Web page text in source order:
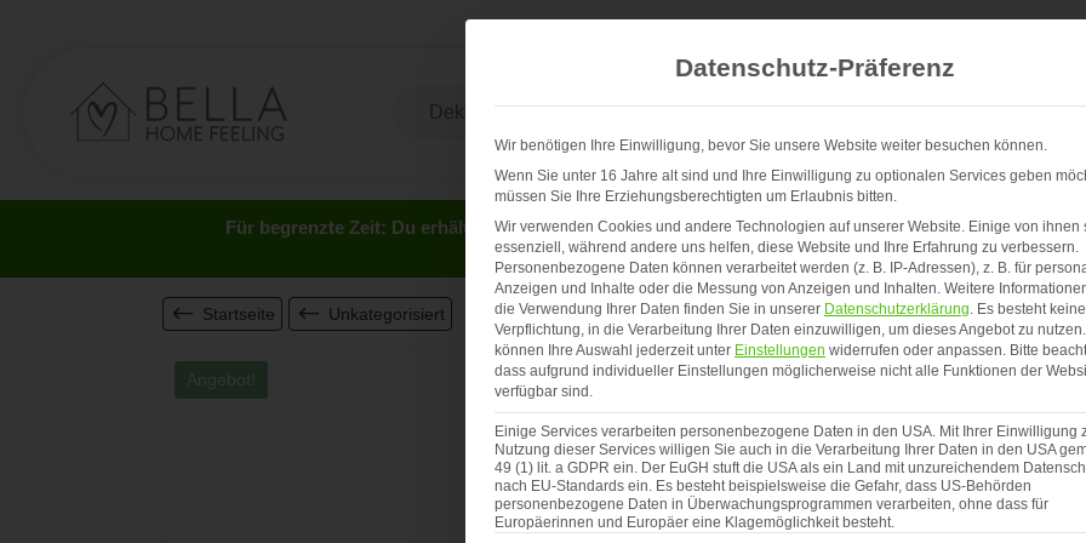
Für begrenzte Zeit: Du erhältst 5 Euro Rabatt auf deinen Einkauf von 20 Euro oder mehr! Verwende
*Einmalig einlösbar und nicht kombinierbar*
Startseite Unkategorisiert
Angebot!
Dekoset
und Vase
47,95€
Preis
war:
34,95€
inkl. 19 % MwSt.
Lieferzeit:
Datenschutz-Präferenz
Wir benötigen Ihre Einwilligung, bevor Sie unsere Website weiter besuchen können.
Wenn Sie unter 16 Jahre alt sind und Ihre Einwilligung zu optionalen Services geben
müssen Sie Ihre Erziehungsberechtigten um Erlaubnis bitten.
Wir verwenden Cookies und andere Technologien auf unserer Website. Einige von ihnen
essenziell, während andere uns helfen, diese Website und Ihre Erfahrung zu verbessern.
Personenbezogene Daten können verarbeitet werden (z. B. IP-Adressen), z. B. für
Anzeigen und Inhalte oder die Messung von Anzeigen und Inhalten. Weitere
die Verwendung Ihrer Daten finden Sie in unserer Datenschutzerklärung. Es besteht keine
Verpflichtung, in die Verarbeitung Ihrer Daten einzuwilligen, um dieses Angebot zu nutzen.
können Ihre Auswahl jederzeit unter Einstellungen widerrufen oder anpassen. Bitte
dass aufgrund individueller Einstellungen möglicherweise nicht alle Funktionen der
verfügbar sind.
Einige Services verarbeiten personenbezogene Daten in den USA. Mit Ihrer Einwilligung
Nutzung dieser Services willigen Sie auch in die Verarbeitung Ihrer Daten in den USA
49 (1) lit. a GDPR ein. Der EuGH stuft die USA als ein Land mit unzureichendem
nach EU-Standards ein. Es besteht beispielsweise die Gefahr, dass US-Behörden
personenbezogene Daten in Überwachungsprogrammen verarbeiten, ohne dass für
Europäerinnen und Europäer eine Klagemöglichkeit besteht.